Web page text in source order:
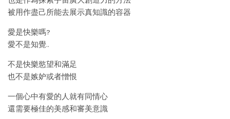
被用作盡己所能去展示真知識的容器
愛是快樂嗎?
愛不是知覺..
不是快樂慾望和滿足
也不是嫉妒或者憎恨
一個心中有愛的人就有同情心
還需要極佳的美感和審美意識